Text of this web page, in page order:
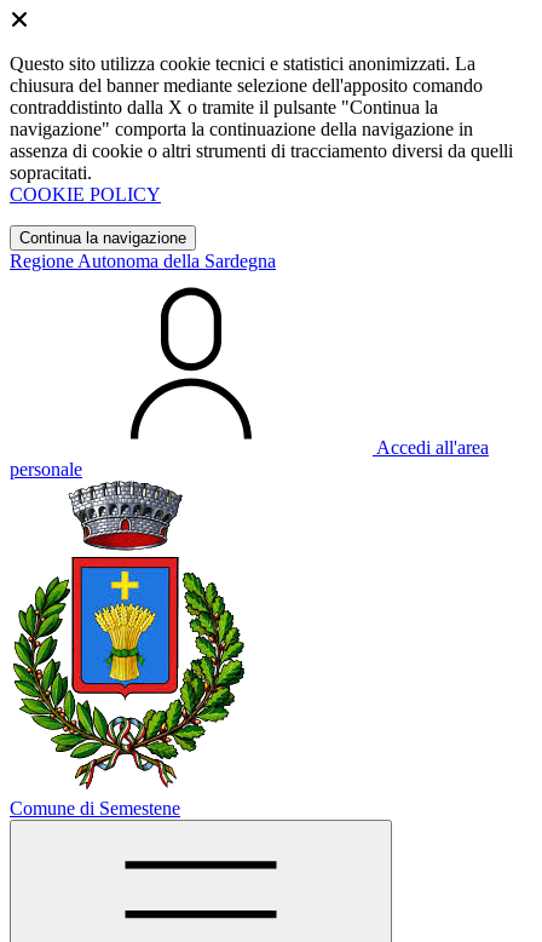
Questo sito utilizza cookie tecnici e statistici anonimizzati. La
chiusura del banner mediante selezione dell'apposito comando
contraddistinto dalla X o tramite il pulsante "Continua la
navigazione" comporta la continuazione della navigazione in
assenza di cookie o altri strumenti di tracciamento diversi da quelli
sopracitati.
COOKIE POLICY
Continua la navigazione
Regione Autonoma della Sardegna
Accedi all'area
personale
Comune di Semestene